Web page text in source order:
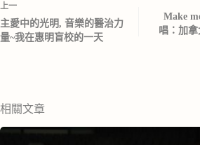
上一
主愛中的光明, 音樂的醫治力
量~我在惠明盲校的一天
Make
唱：加
相關文章